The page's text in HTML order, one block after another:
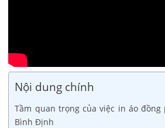
Nội dung chính
Tầm quan trọng của việc in áo
Bình Định